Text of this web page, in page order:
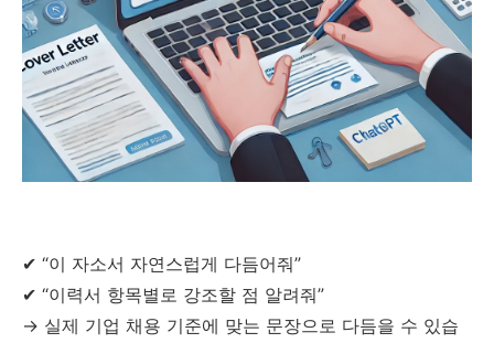
✔ “이 자소서 자연스럽게 다듬어줘”
✔ “이력서 항목별로 강조할 점 알려줘”
→ 실제 기업 채용 기준에 맞는 문장으로 다듬을 수 있습